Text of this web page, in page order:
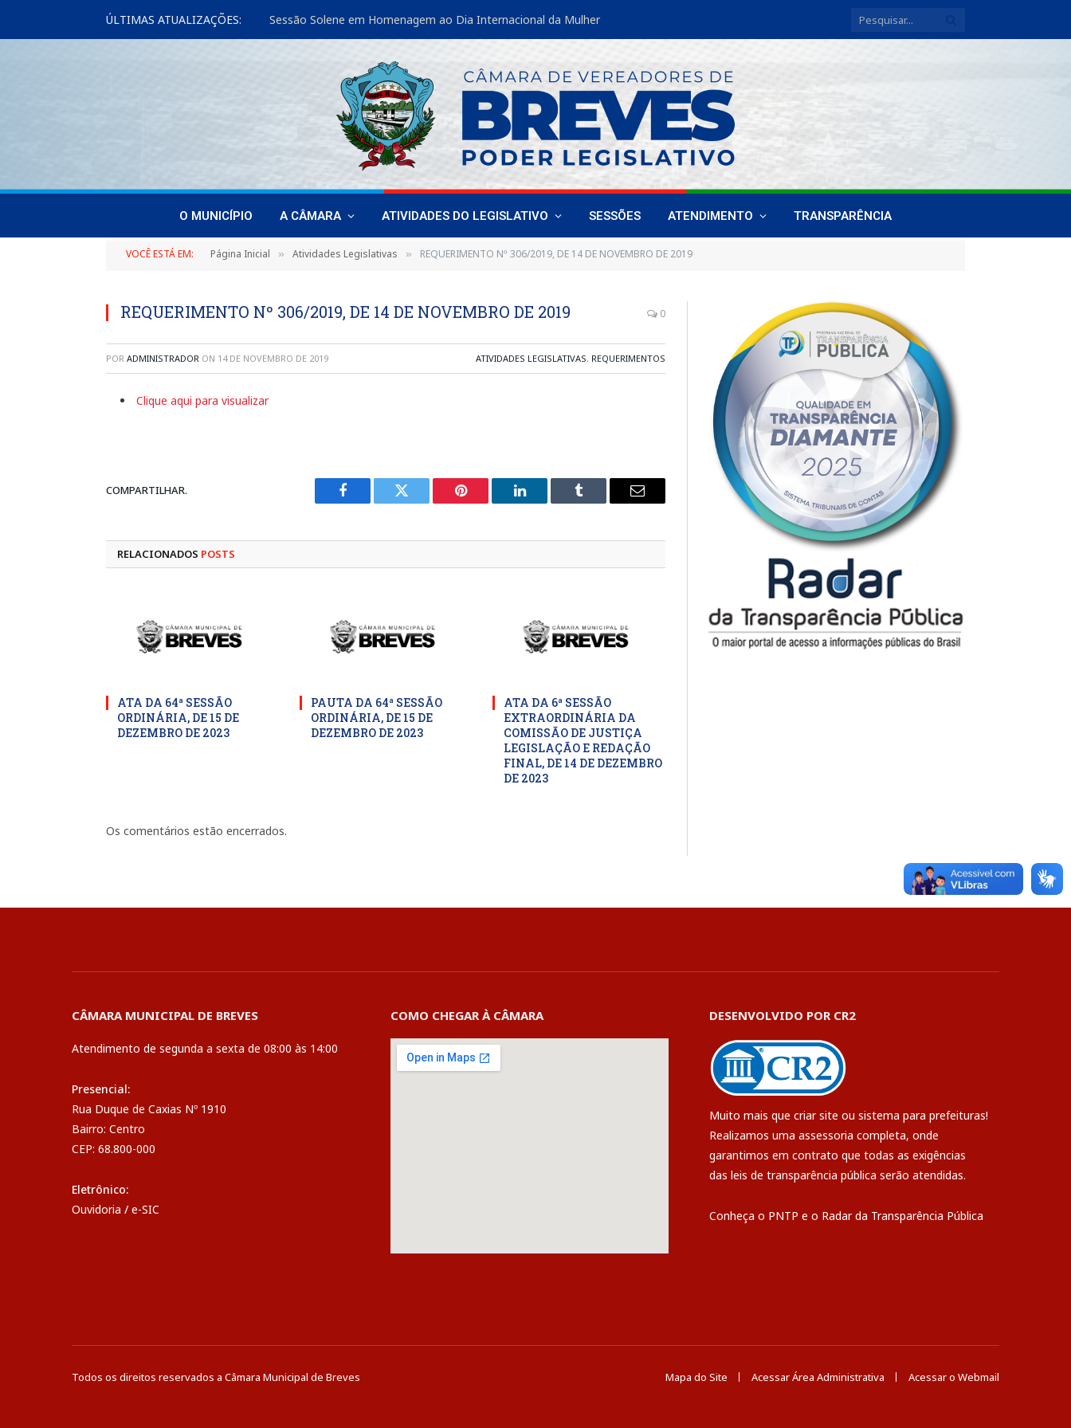
ÚLTIMAS ATUALIZAÇÕES: Sessão Solene em Homenagem ao Dia Internacional da Mulher
O MUNICÍPIO A CÂMARA ATIVIDADES DO LEGISLATIVO SESSÕES ATENDIMENTO TRANSPARÊNCIA
VOCÊ ESTÁ EM: Página Inicial » Atividades Legislativas » REQUERIMENTO Nº 306/2019, DE 14 DE NOVEMBRO DE 2019
REQUERIMENTO Nº 306/2019, DE 14 DE NOVEMBRO DE 2019 0
POR ADMINISTRADOR ON 14 DE NOVEMBRO DE 2019 ATIVIDADES LEGISLATIVAS, REQUERIMENTOS
Clique aqui para visualizar
COMPARTILHAR.
Facebook Twitter Pinterest LinkedIn Tumblr
E-
RELACIONADOS POSTS
ATA DA 64ª SESSÃO
ORDINÁRIA, DE 15 DE
DEZEMBRO DE 2023
PAUTA DA 64ª SESSÃO
ORDINÁRIA, DE 15 DE
DEZEMBRO DE 2023
ATA DA 6ª SESSÃO
EXTRAORDINÁRIA DA
COMISSÃO DE JUSTIÇA
LEGISLAÇÃO E REDAÇÃO
FINAL, DE 14 DE DEZEMBRO
DE 2023
Os comentários estão encerrados.
CÂMARA MUNICIPAL DE BREVES
Atendimento de segunda a sexta de 08:00 às 14:00
Presencial:
Rua Duque de Caxias Nº 1910
Bairro: Centro
CEP: 68.800-000
Eletrônico:
Ouvidoria / e-SIC
COMO CHEGAR À CÂMARA DESENVOLVIDO POR CR2
Muito mais que criar site ou sistema para prefeituras!
Realizamos uma assessoria completa, onde
garantimos em contrato que todas as exigências
das leis de transparência pública serão atendidas.
Conheça o PNTP e o Radar da Transparência Pública
Todos os direitos reservados a Câmara Municipal de Breves Mapa do Site Acessar Área Administrativa Acessar o Webmail